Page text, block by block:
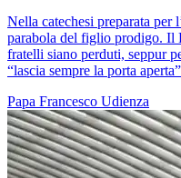
Nella catechesi preparata per
parabola del figlio prodigo. Il
fratelli siano perduti, seppur
“lascia sempre la porta
Papa Francesco Udienza